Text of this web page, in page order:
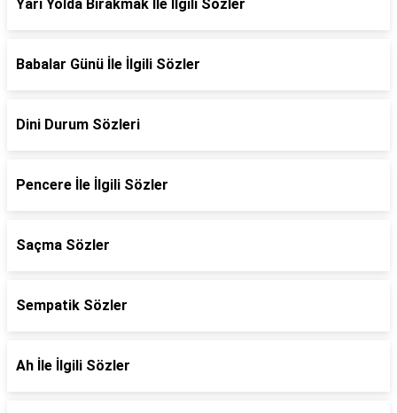
Yarı Yolda Bırakmak İle İlgili Sözler
Babalar Günü İle İlgili Sözler
Dini Durum Sözleri
Pencere İle İlgili Sözler
Saçma Sözler
Sempatik Sözler
Ah İle İlgili Sözler